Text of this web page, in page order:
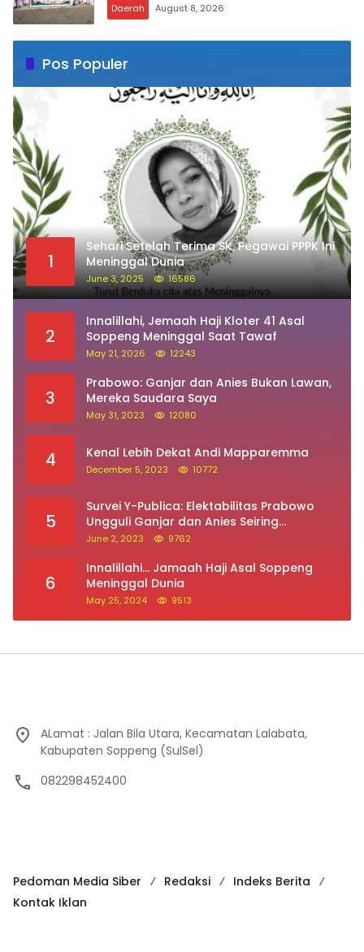
Daerah August 8, 2026
Pos Populer
1
Sehari Setelah Terima SK, Pegawai PPPK Ini
Meninggal Dunia
June 3, 2025 16586
2
Innalillahi, Jemaah Haji Kloter 41 Asal
Soppeng Meninggal Saat Tawaf
May 21, 2026 12243
3
Prabowo: Ganjar dan Anies Bukan Lawan,
Mereka Saudara Saya
May 31, 2023 12080
4 Kenal Lebih Dekat Andi Mapparemma
December 5, 2023 10772
5
Survei Y-Publica: Elektabilitas Prabowo
Ungguli Ganjar dan Anies Seiring
Kepuasan Terhadap Jokowi Naik
June 2, 2023 9762
6
Innalillahi… Jamaah Haji Asal Soppeng
Meninggal Dunia
May 25, 2024 9513
ALamat : Jalan Bila Utara, Kecamatan Lalabata,
Kabupaten Soppeng (SulSel)
082298452400
Pedoman Media Siber Redaksi
Indeks Berita
Kontak Iklan